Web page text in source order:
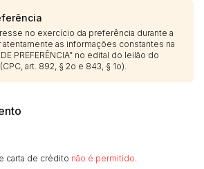
no exercício da preferência durante a
as informações constantes na
PREFERÊNCIA” no edital do leilão do
art. 892, § 2o e 843, § 1o).
carta de crédito não é permitido